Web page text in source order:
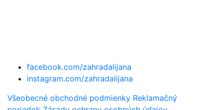
facebook.com/zahradalijana
instagram.com/zahradalijana
Všeobecné obchodné podmienky Reklamačný